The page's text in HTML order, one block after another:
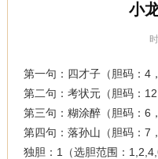
小
第一句：四才子（胆码：4
第二句：考状元（胆码：12
第三句：糊涂醉（胆码：6
第四句：落孙山（胆码：7
独胆：1（选胆范围：